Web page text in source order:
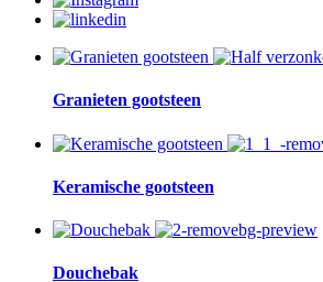
Granieten gootsteen
Keramische gootsteen
Douchebak